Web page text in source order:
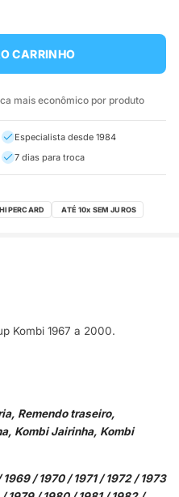
CARRINHO
mais econômico por produto
Especialista desde 1984
7 dias para troca
HIPERCARD
Kombi 1967 a 2000.
Remendo traseiro,
Kombi Jairinha, Kombi
/ 1970 / 1971 / 1972 / 1973